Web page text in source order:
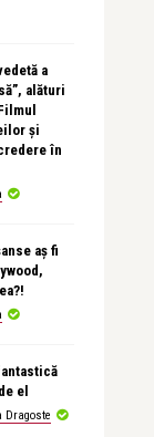
a
alături
și
în
aș fi
el
Dragoste